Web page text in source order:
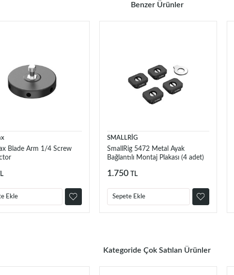
Benzer Ürünler
Blade Arm 1/4 Screw
Ekle
SMALLRİG
SmallRig 5472 Metal Ayak
Bağlantılı Montaj Plakası (4 adet)
1.750 TL
Sepete Ekle
Kategoride Çok Satılan Ürünler